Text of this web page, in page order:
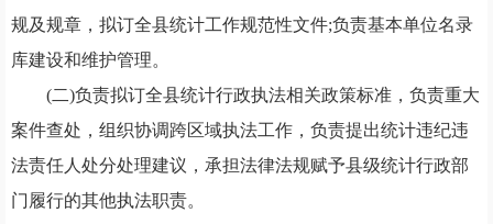
规及规章，拟订全县统计工作规范性文件;负责基本单位名录
库建设和维护管理。
(二)负责拟订全县统计行政执法相关政策标准，负责重大
案件查处，组织协调跨区域执法工作，负责提出统计违纪违
法责任人处分处理建议，承担法律法规赋予县级统计行政部
门履行的其他执法职责。